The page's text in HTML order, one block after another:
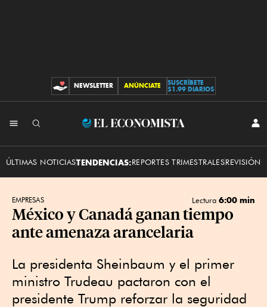
CONTRIBUCIONES
NEWSLETTER ANÚNCIATE
SUSCRÍBETE
$1.99 DIARIOS
El
ÚLTIMAS NOTICIASTENDENCIAS:REPORTES TRIMESTRALESREVISIÓN
EMPRESAS Lectura 6:00 min
México y Canadá ganan tiempo
ante amenaza arancelaria
La presidenta Sheinbaum y el primer
ministro Trudeau pactaron con el
presidente Trump reforzar la seguridad